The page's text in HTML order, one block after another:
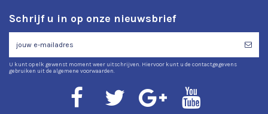
Schrijf u in op onze nieuwsbrief
U kunt op elk gewenst moment weer uitschrijven. Hiervoor kunt u de contactgegevens
gebruiken uit de algemene voorwaarden.